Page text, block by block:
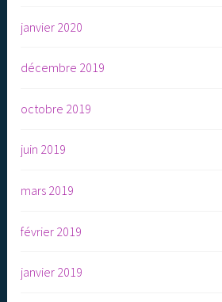
janvier 2020
décembre 2019
octobre 2019
juin 2019
mars 2019
février 2019
janvier 2019